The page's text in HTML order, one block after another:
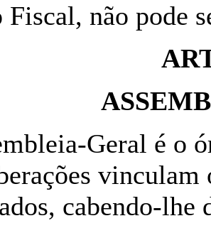
Fiscal, não pode
Geral é o
cabendo-lhe